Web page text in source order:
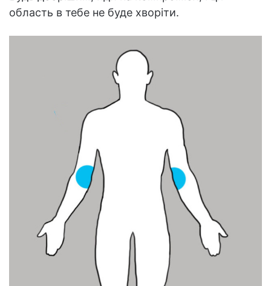
область в тебе не буде хворіти.